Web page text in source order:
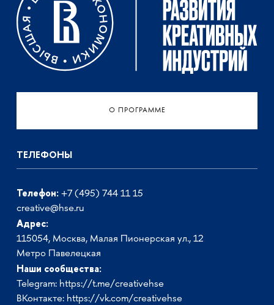
О ПРОГРАММЕ
ТЕЛЕФОНЫ
Телефон: +7 (495) 744 11 15
creative@hse.ru
Адрес:
115054, Москва, Малая Пионерская ул., 12
Метро Павелецкая
Наши сообщества:
Telegram: https://t.me/creativehse
ВКонтакте: https://vk.com/creativehse